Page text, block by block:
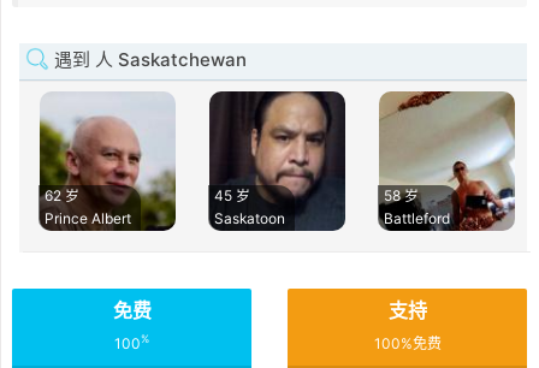
遇到 人 Saskatchewan
62 岁
Prince Albert
45 岁
Saskatoon
58 岁
Battleford
免费
100%
支持
100%免费